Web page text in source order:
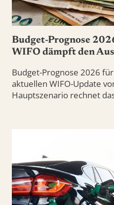
Budget-Prognose
WIFO dämpft den
Budget-Prognose 2026
aktuellen WIFO-Update
Hauptszenario rechnet